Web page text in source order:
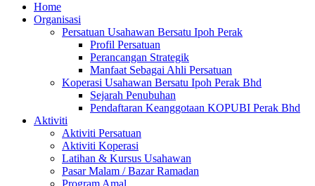
Home
Organisasi
Persatuan Usahawan Bersatu Ipoh Perak
Profil Persatuan
Perancangan Strategik
Manfaat Sebagai Ahli Persatuan
Koperasi Usahawan Bersatu Ipoh Perak Bhd
Sejarah Penubuhan
Pendaftaran Keanggotaan KOPUBI Perak Bhd
Aktiviti
Aktiviti Persatuan
Aktiviti Koperasi
Latihan & Kursus Usahawan
Pasar Malam / Bazar Ramadan
Program Amal